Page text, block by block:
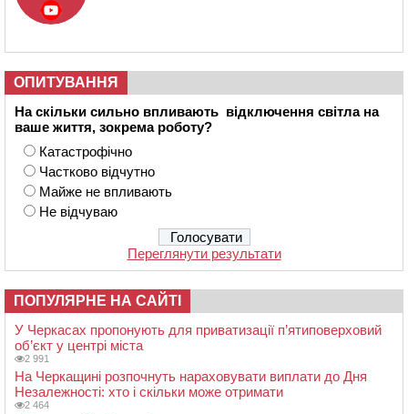
ОПИТУВАННЯ
На скільки сильно впливають відключення світла на
ваше життя, зокрема роботу?
Катастрофічно
Частково відчутно
Майже не впливають
Не відчуваю
Переглянути результати
ПОПУЛЯРНЕ НА САЙТІ
У Черкасах пропонують для приватизації п’ятиповерховий
об’єкт у центрі міста
2 991
На Черкащині розпочнуть нараховувати виплати до Дня
Незалежності: хто і скільки може отримати
2 464